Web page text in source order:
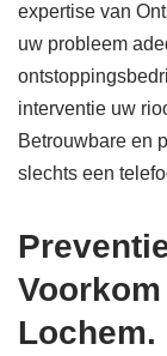
expertise van
uw probleem
interventie uw
Betrouwbare en
slechts een
Lochem.